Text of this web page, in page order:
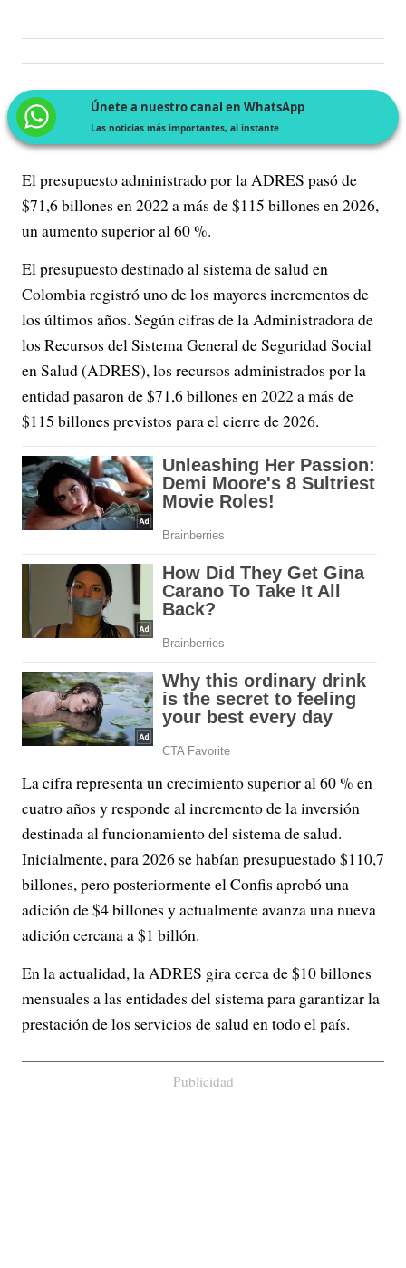
Únete a nuestro canal en WhatsApp
Las noticias más importantes, al instante
El presupuesto administrado por la ADRES pasó de
$71,6 billones en 2022 a más de $115 billones en 2026,
un aumento superior al 60 %.
El presupuesto destinado al sistema de salud en
Colombia registró uno de los mayores incrementos de
los últimos años. Según cifras de la Administradora de
los Recursos del Sistema General de Seguridad Social
en Salud (ADRES), los recursos administrados por la
entidad pasaron de $71,6 billones en 2022 a más de
$115 billones previstos para el cierre de 2026.
La cifra representa un crecimiento superior al 60 % en
cuatro años y responde al incremento de la inversión
destinada al funcionamiento del sistema de salud.
Inicialmente, para 2026 se habían presupuestado $110,7
billones, pero posteriormente el Confis aprobó una
adición de $4 billones y actualmente avanza una nueva
adición cercana a $1 billón.
En la actualidad, la ADRES gira cerca de $10 billones
mensuales a las entidades del sistema para garantizar la
prestación de los servicios de salud en todo el país.
Publicidad